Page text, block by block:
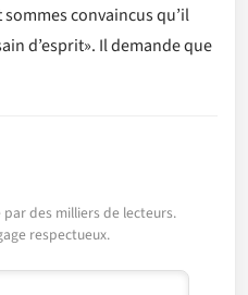
convaincus qu’il
d’esprit». Il demande que
des milliers de lecteurs.
respectueux.